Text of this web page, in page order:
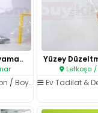
/ Boya & Badana
Lefkoşa /
Ev Tadilat &